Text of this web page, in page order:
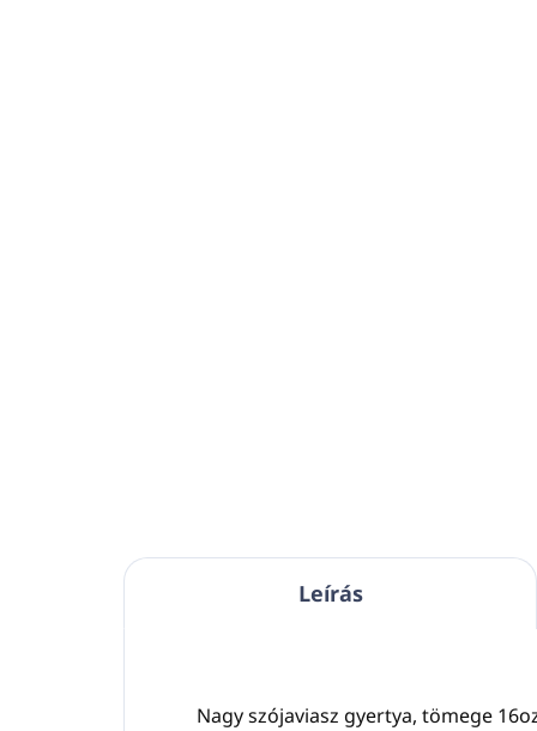
Leírás
Nagy szójaviasz gyertya, tömege